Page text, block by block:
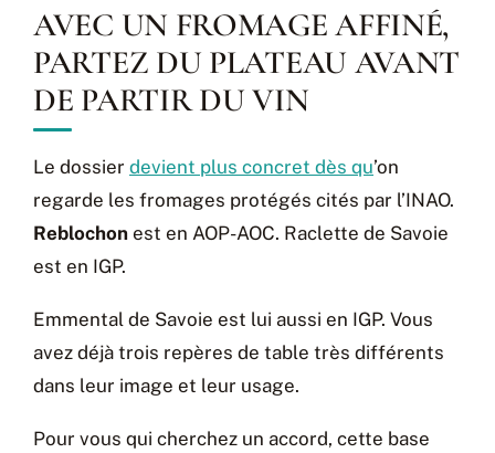
AVEC UN FROMAGE AFFINÉ,
PARTEZ DU PLATEAU AVANT
DE PARTIR DU VIN
Le dossier devient plus concret dès qu’on
regarde les fromages protégés cités par l’INAO.
Reblochon est en AOP-AOC. Raclette de Savoie
est en IGP.
Emmental de Savoie est lui aussi en IGP. Vous
avez déjà trois repères de table très différents
dans leur image et leur usage.
Pour vous qui cherchez un accord, cette base